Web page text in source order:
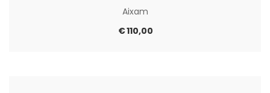
Aixam
€110,00